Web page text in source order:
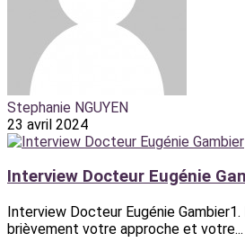
Stephanie NGUYEN
23 avril 2024
Interview Docteur Eugénie
Interview Docteur Eugénie
brièvement votre approche et votre...